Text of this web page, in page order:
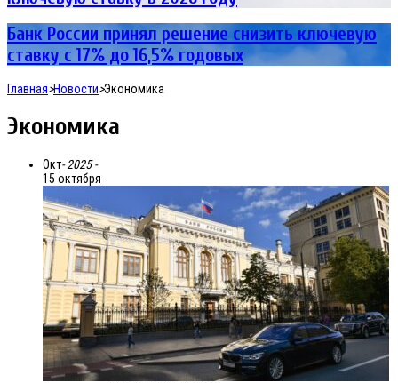
Банк России принял решение снизить ключевую
ставку с 17% до 16,5% годовых
Главная>Новости>Экономика
Экономика
Окт- 2025 -
15 октября